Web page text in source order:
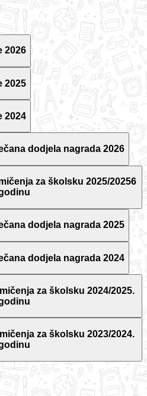
2026
2025
2024
dodjela nagrada 2026
za školsku 2025/20256
dodjela nagrada 2025
dodjela nagrada 2024
za školsku 2024/2025.
za školsku 2023/2024.